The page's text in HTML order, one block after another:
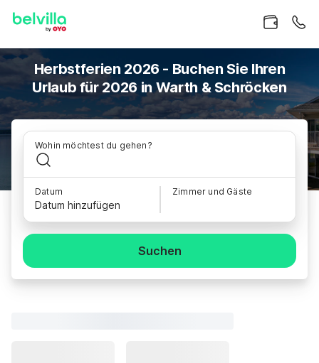
Herbstferien 2026 - Buchen Sie Ihren
Urlaub für 2026 in Warth & Schröcken
Wohin möchtest du gehen?
Datum
Datum hinzufügen
Zimmer und Gäste
Suchen